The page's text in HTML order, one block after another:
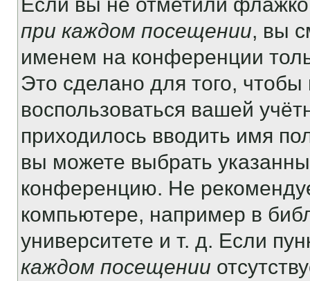
при каждом посещении, вы
именем на конференции
Это сделано для того, чтобы
воспользоваться вашей
приходилось вводить имя
вы можете выбрать
конференцию. Не
компьютере, например в
университете и т. д. Если
каждом посещении